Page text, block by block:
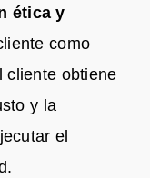
ética y
como
cliente obtiene
y la
el